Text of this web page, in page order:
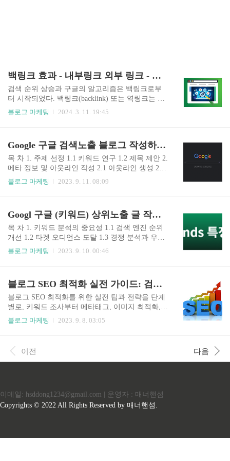
백링크 효과 - 내부링크 외부 링크 - 백링크 구축 방법
검색 순위 상승과 구글의 알고리즘은 백링크로부
터 시작되었다. 백링크(backlink) 또는 역링크는 웹
리소스의 경우 웹 리소스를 가리키는 다른 일부 웹
링크의 양과 소스는 페이지가 얼마나 중요한지를
가늠하기 위해 구글의 페이지랭크 알고리즘이 평
가하는 요소에 속한다. 즉, 페이지랭크 점수는 얼마
나 많이 웹 페이지가 검색 결과로 이동되는지를 결
정하기 위해 구글 검색이 사용하는 변수들 가운데
링크(incoming link), 인바운드 링크(inbound link)..
블로그 마케팅 2024. 3. 11. 19:45
Google 구글 검색노출 블로그 작성하는 방법 상세
목 차 1. 주제 선정 1.1 키워드 연구 1.2 제목 제안 2.
메타 정보 및 아웃라인 작성 2.1 아웃라인 생성 2.2
메타정보 작성 3. 블로그 글 작성 3.1 메타생성 설
것은 중요한 전략입니다. 여기에는 몇 가지 중요한
단계와 지침이 있습니다. 아래의 '예시"대로 블로
그 글을 포스팅 작성하는 습관을 들여 '고품질 블로
그'를 항상 유지 관리 하시면 SEO최적화로 만드시
는데 도움이 됩니다 이 글에서는 Google 검색 노출
때, SEO를..
블로그 마케팅 2023. 9. 11. 08:09
Googl 구글 (키워드) 상위노출 글 작성하는 방법 공개
목 차 1. 키워드 분석의 중요성 1.1 검색 엔진 순위
개선 1.2 타겟 오디언스 도달 1.3 경쟁 분석과 우위
성 확보 1.4 효율적인 콘텐츠 제작 1.5 데이터 기반
드 목록 작성 2.2.1 핵심 키워드 식별 2.2.3 연관 키
워드 찾기 2.2.4 경쟁 키워드 분석 3. 키워드 필터링
및 선정 3.1 검색량 3.2 경쟁도 4. 키워드 활용 전략
4.1 키워드 조사 4.2 모바일 최적화 5. 지속적인 키
워드 최적화 전략 5.1 새로운 콘텐츠 업로드 및 업
워드 분석의 중요성은 온라..
블로그 마케팅 2023. 9. 10. 00:46
블로그 SEO 최적화 실전 가이드: 검색엔진에서 앞서가는 방법
블로그 SEO 최적화를 위한 실전 팁과 전략을 단계
별로, 키워드 조사부터 메타태그, 이미지 최적화,
내부 및 외부 링크 사용법, 페이지 속도 개선 방법
항목 체크 1.2 클릭률(CTR) 롱테일 키워드 1.3 키워
드 연구 2.메타테그 사용법 2.1 타이틀 메타 태그
3.2 이미지 3.3 이미지 파일형식 선택크기 조절 3.4
이미지 파일 이름 3.5 대체 첵스트 추가 3.6 이미지
블로그 마케팅 2023. 9. 8. 03:05
이전 다음
이메일: hsddong1234@gmail.com | 운영자 : 매너핸섬
Copyrights © 2022 All Rights Reserved by 매너핸섬.